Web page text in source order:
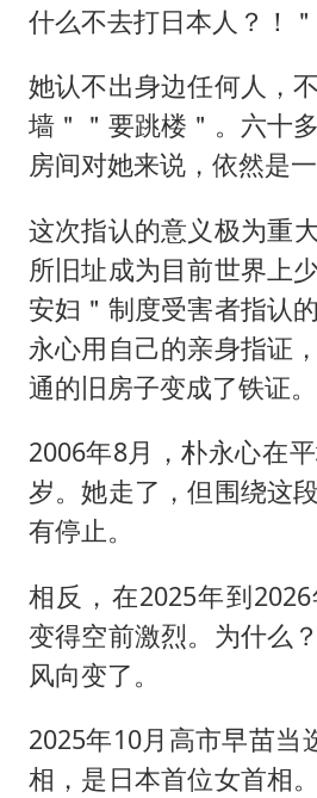
什么不去打日本人？！＂
她认不出身边任何人，
墙＂＂要跳楼＂。六十
房间对她来说，依然是一
这次指认的意义极为
所旧址成为目前世界上
安妇＂制度受害者指认
永心用自己的亲身指证
通的旧房子变成了铁证。
2006年8月，朴永心在
岁。她走了，但围绕这
有停止。
相反，在2025年到
变得空前激烈。为什么
风向变了。
2025年10月高市早苗当
相，是日本首位女首相